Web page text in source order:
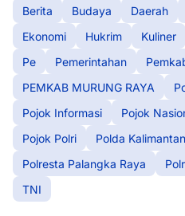
Berita Budaya Daerah
Ekonomi
Hukrim Kuliner
Pe
Pemerintahan
PEMKAB MURUNG RAYA
Pojok Informasi
Pojok
Pojok Polri
Polda
Polresta Palangka Raya
TNI